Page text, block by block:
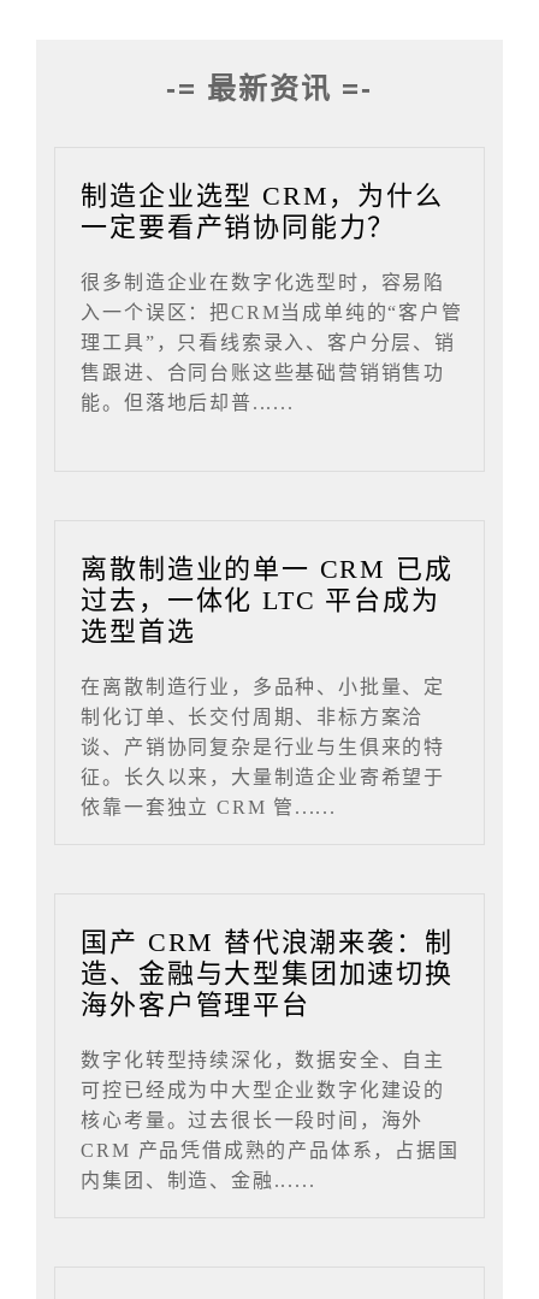
-= 最新资讯 =-
制造企业选型 CRM，为什么
一定要看产销协同能力？
很多制造企业在数字化选型时，容易陷
入一个误区：把CRM当成单纯的“客户管
理工具”，只看线索录入、客户分层、销
售跟进、合同台账这些基础营销销售功
能。但落地后却普......
离散制造业的单一 CRM 已成
过去，一体化 LTC 平台成为
选型首选
在离散制造行业，多品种、小批量、定
制化订单、长交付周期、非标方案洽
谈、产销协同复杂是行业与生俱来的特
征。长久以来，大量制造企业寄希望于
依靠一套独立 CRM 管......
国产 CRM 替代浪潮来袭：制
造、金融与大型集团加速切换
海外客户管理平台
数字化转型持续深化，数据安全、自主
可控已经成为中大型企业数字化建设的
核心考量。过去很长一段时间，海外
CRM 产品凭借成熟的产品体系，占据国
内集团、制造、金融......